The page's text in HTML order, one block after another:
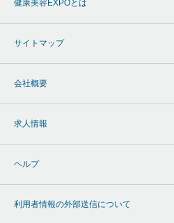
健康美容EXPOとは
サイトマップ
会社概要
求人情報
ヘルプ
利用者情報の外部送信について